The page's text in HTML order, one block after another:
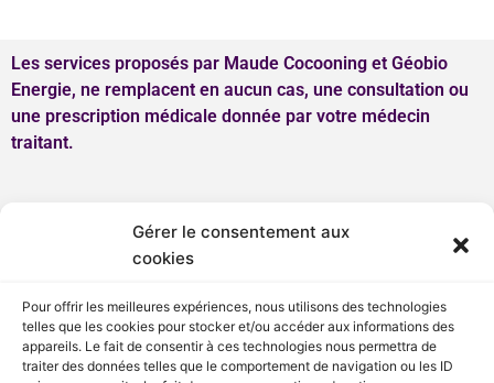
Gérer le consentement aux
cookies
Pour offrir les meilleures expériences, nous utilisons des technologies
telles que les cookies pour stocker et/ou accéder aux informations des
appareils. Le fait de consentir à ces technologies nous permettra de
traiter des données telles que le comportement de navigation ou les ID
Les services proposés par Maude Cocooning et Géobio
Energie, ne remplacent en aucun cas, une consultation ou
une prescription médicale donnée par votre médecin
traitant.
Menu